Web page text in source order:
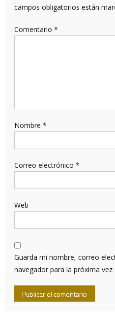
campos obligatorios están
Comentario *
Nombre *
Correo electrónico *
Web
Guarda mi nombre, correo
navegador para la próxima vez